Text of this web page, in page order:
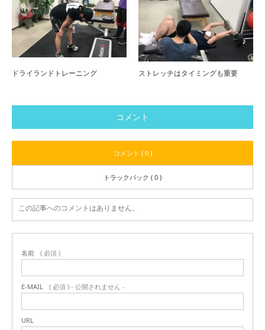
ドライランドトレーニング ストレッチはタイミングも重要
コメント
コメント ( 0 )
トラックバック ( 0 )
この記事へのコメントはありません。
名前 ( 必須 )
E-MAIL ( 必須 ) - 公開されません -
URL